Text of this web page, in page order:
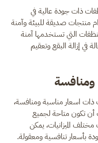
ذات جودة عالية في
صديقة للبيئة وآمنة
التي تستخدمها آمنة
في إزالة البقع وتعقيم
اسعار مناسبة ومنافسة،
أن تكون متاحة لجميع
الميزانيات، يمكن
بأسعار تنافسية ومعقولة.